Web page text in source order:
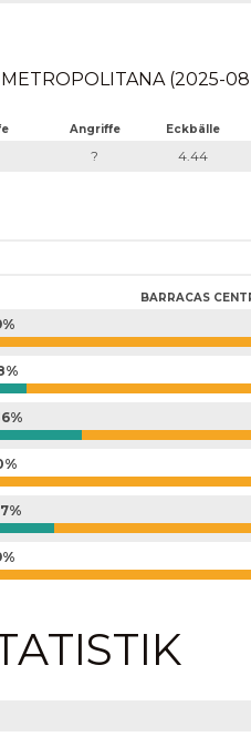
(2025-
Angriffe Eckbälle
? 4.44
BARRACAS